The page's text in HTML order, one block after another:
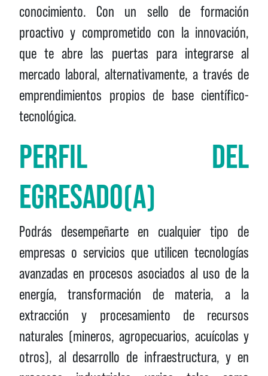
conocimiento. Con un sello de formación
proactivo y comprometido con la innovación,
que te abre las puertas para integrarse al
mercado laboral, alternativamente, a través de
emprendimientos propios de base científico-
tecnológica.
PERFIL DEL
EGRESADO(A)
Podrás desempeñarte en cualquier tipo de
empresas o servicios que utilicen tecnologías
avanzadas en procesos asociados al uso de la
energía, transformación de materia, a la
extracción y procesamiento de recursos
naturales (mineros, agropecuarios, acuícolas y
otros), al desarrollo de infraestructura, y en